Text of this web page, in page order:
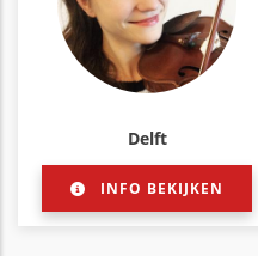
Delft
INFO BEKIJKEN